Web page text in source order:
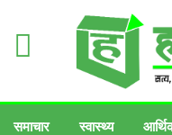
समाचार स्वास्थ्य